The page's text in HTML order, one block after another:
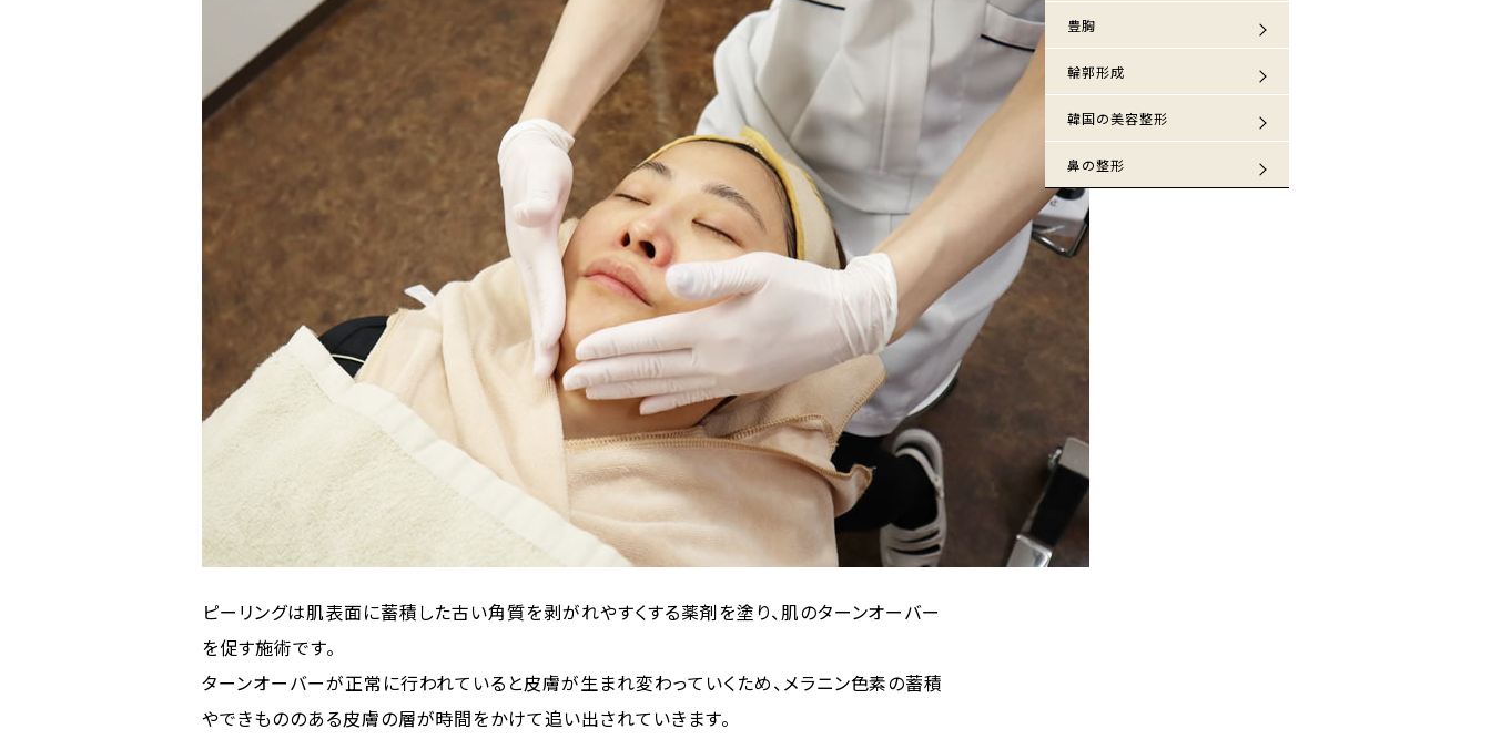
ピーリングは肌表面に蓄積した古い角質を剥がれやすくする薬剤を塗り、肌のターンオーバー
を促す施術です。
ターンオーバーが正常に行われていると皮膚が生まれ変わっていくため、メラニン色素の蓄積
やできもののある皮膚の層が時間をかけて追い出されていきます。
豊胸
輪郭形成
韓国の美容整形
鼻の整形